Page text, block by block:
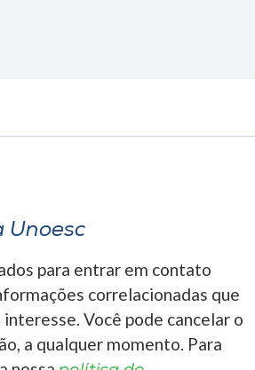
Unoesc
para entrar em contato
correlacionadas que
Você pode cancelar o
a qualquer momento. Para